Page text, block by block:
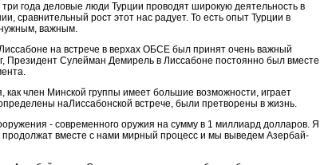
года деловые люди Турции проводят широкую деятельность в
сравнительный рост этот нас радует. То есть опыт Турции в
нужным, важным.
на встрече в верхах ОБСЕ был принят очень важный
Президент Сулейман Демирель в Лиссабоне постоянно был вместе
как член Минской группы имеет большие возможности, играет
наЛиссабонской встрече, были претворены в жизнь.
- современного оружия на сумму в 1 миллиард долларов. Я
продолжат вме­сте с нами мирный процесс и мы выведем Азербай­